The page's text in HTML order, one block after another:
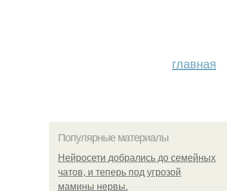
главная
Популярные материалы
Нейросети добрались до семейных
чатов, и теперь под угрозой
мамины нервы.